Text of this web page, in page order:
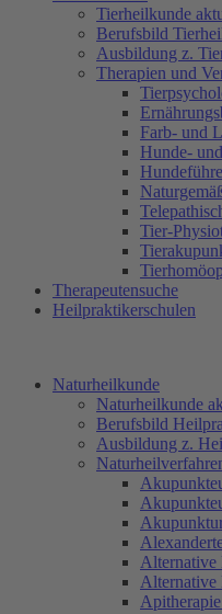
Tierheilkunde
Berufsbild
Ausbildung z.
Therapien und
Farb- und
Hunde-
Tier-
Therapeutensuche
Heilpraktikerschulen
Naturheilkunde
Naturheilkunde
Berufsbild
Ausbildung z.
Alternative
Alternative